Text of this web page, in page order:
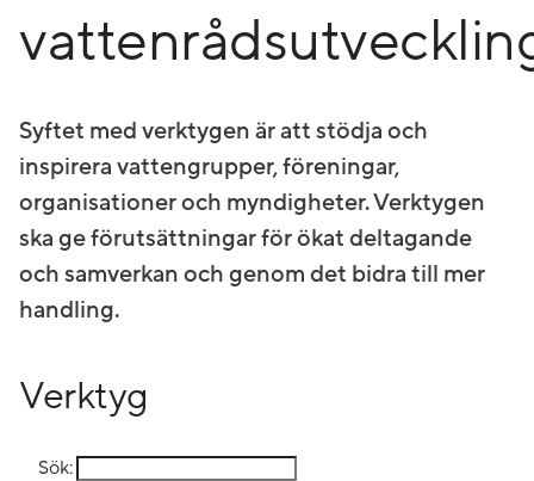
Syftet med verktygen är att stödja och
inspirera vattengrupper, föreningar,
organisationer och myndigheter. Verktygen
ska ge förutsättningar för ökat deltagande
och samverkan och genom det bidra till mer
handling.
Verktyg
Sök: